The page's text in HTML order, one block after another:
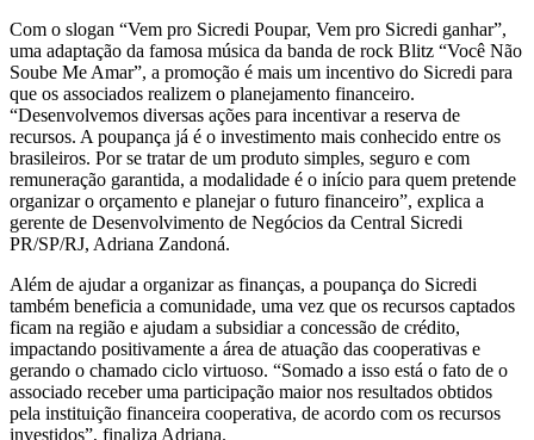
Com o slogan “Vem pro Sicredi Poupar, Vem pro Sicredi ganhar”,
uma adaptação da famosa música da banda de rock Blitz “Você Não
Soube Me Amar”, a promoção é mais um incentivo do Sicredi para
que os associados realizem o planejamento financeiro.
“Desenvolvemos diversas ações para incentivar a reserva de
recursos. A poupança já é o investimento mais conhecido entre os
brasileiros. Por se tratar de um produto simples, seguro e com
remuneração garantida, a modalidade é o início para quem pretende
organizar o orçamento e planejar o futuro financeiro”, explica a
gerente de Desenvolvimento de Negócios da Central Sicredi
PR/SP/RJ, Adriana Zandoná.
Além de ajudar a organizar as finanças, a poupança do Sicredi
também beneficia a comunidade, uma vez que os recursos captados
ficam na região e ajudam a subsidiar a concessão de crédito,
impactando positivamente a área de atuação das cooperativas e
gerando o chamado ciclo virtuoso. “Somado a isso está o fato de o
associado receber uma participação maior nos resultados obtidos
pela instituição financeira cooperativa, de acordo com os recursos
investidos”, finaliza Adriana.